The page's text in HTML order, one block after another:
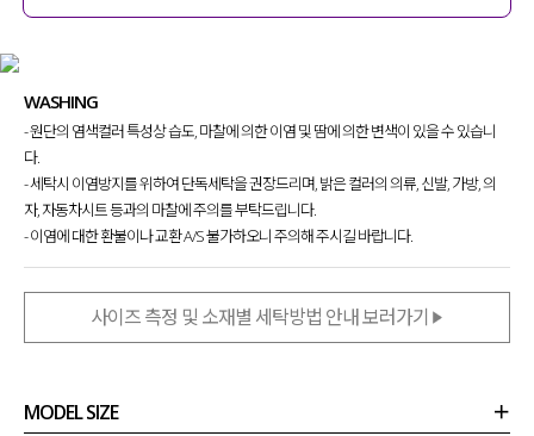
WASHING
- 원단의 염색컬러 특성상 습도, 마찰에 의한 이염 및 땀에 의한 변색이 있을 수 있습니
다.
- 세탁시 이염방지를 위하여 단독세탁을 권장드리며, 밝은 컬러의 의류, 신발, 가방, 의
자, 자동차시트 등과의 마찰에 주의를 부탁드립니다.
- 이염에 대한 환불이나 교환 A/S 불가하오니 주의해 주시길 바랍니다.
사이즈 측정 및 소재별 세탁방법 안내 보러가기
MODEL SIZE